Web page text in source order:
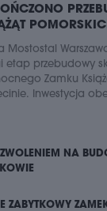
Mostostal
etap przebudowy
Zamku
Inwestycja
NA
ZABYTKOWY